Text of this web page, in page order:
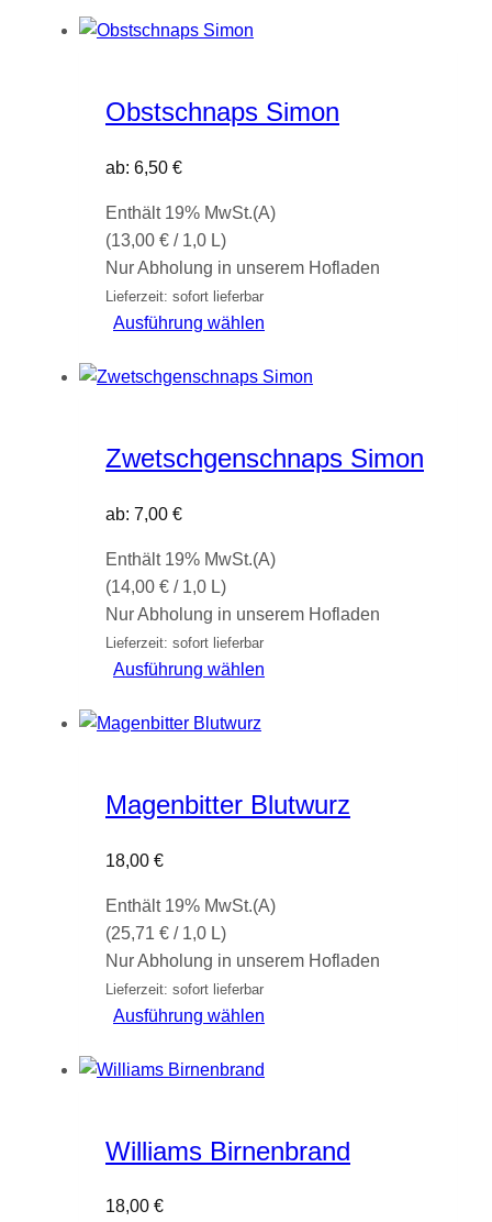
Obstschnaps Simon
ab: 6,50 €
Enthält 19% MwSt.(A)
(13,00 € / 1,0 L)
Nur Abholung in unserem Hofladen
Lieferzeit: sofort lieferbar
Ausführung wählen
weist
auf.
Produktseite
Zwetschgenschnaps Simon
ab: 7,00 €
Enthält 19% MwSt.(A)
(14,00 € / 1,0 L)
Nur Abholung in unserem Hofladen
Lieferzeit: sofort lieferbar
Ausführung wählen
auf.
Produktseite
Magenbitter Blutwurz
18,00 €
Enthält 19% MwSt.(A)
(25,71 € / 1,0 L)
Nur Abholung in unserem Hofladen
Lieferzeit: sofort lieferbar
Ausführung wählen
auf.
Williams Birnenbrand
18,00 €